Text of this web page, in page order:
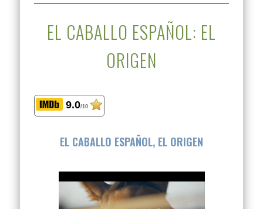
EL CABALLO ESPAÑOL: EL
ORIGEN
9.0/10
EL CABALLO ESPAÑOL, EL ORIGEN